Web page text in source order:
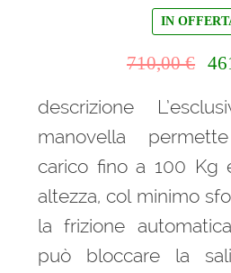
IN
710,00€
descrizione
manovella
carico fino a 100
altezza, col minimo
la frizione
può bloccare la